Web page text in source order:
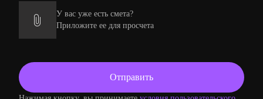
У вас уже есть смета?
Приложите ее для просчета